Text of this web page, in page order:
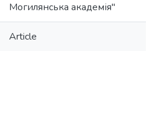
Могилянська академія"
Article